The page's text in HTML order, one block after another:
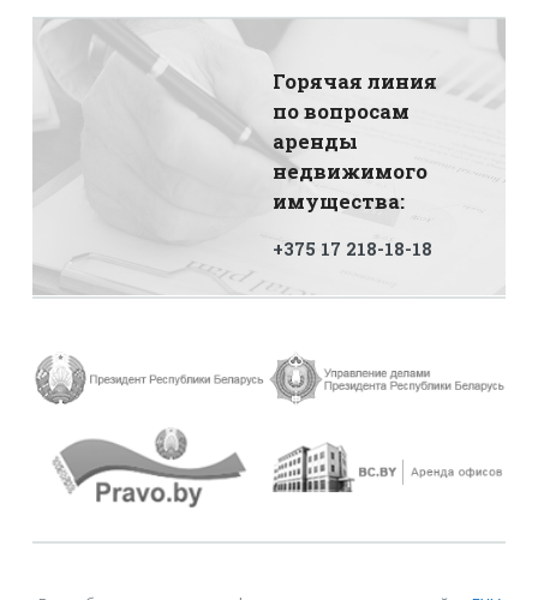
Горячая линия
по вопросам
аренды
недвижимого
имущества:
+375 17 218-18-18